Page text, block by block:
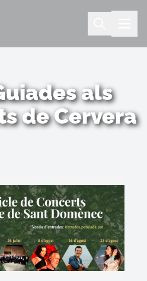
als
de Cervera